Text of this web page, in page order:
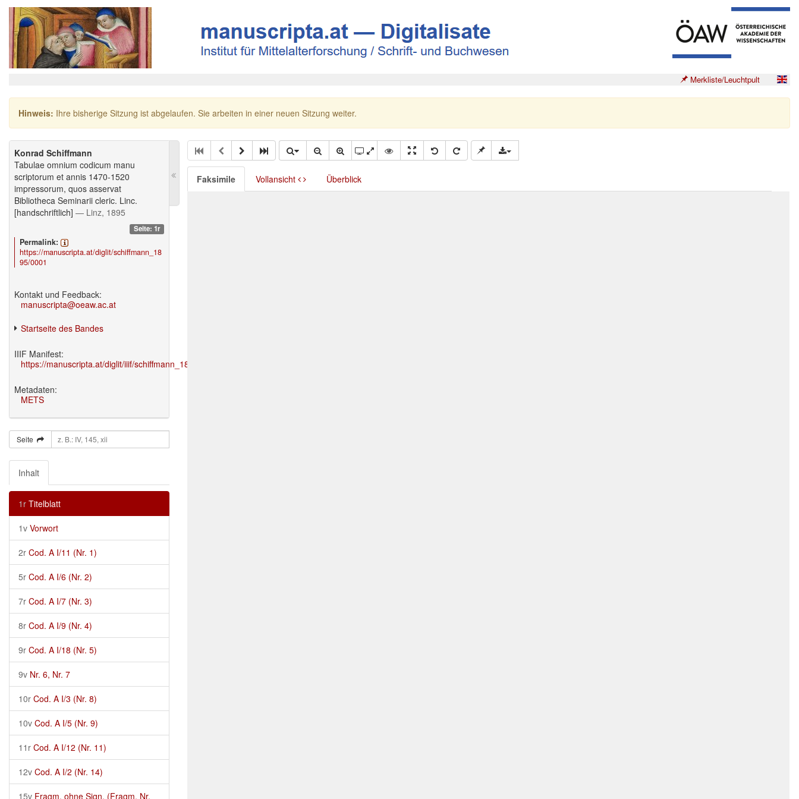
Merkliste/Leuchtpult
Hinweis: Ihre bisherige Sitzung ist abgelaufen. Sie arbeiten in einer neuen Sitzung weiter.
Konrad Schiffmann
Tabulae omnium codicum manu
scriptorum et annis 1470-1520
impressorum, quos asservat
Bibliotheca Seminarii cleric. Linc.
[handschriftlich] — Linz, 1895
Seite: 1r
Permalink:
https://manuscripta.at/diglit/schiffmann_18
95/0001
Kontakt und Feedback:
manuscripta@oeaw.ac.at
Startseite des Bandes
IIIF Manifest:
https://manuscripta.at/diglit/iiif/schiffmann_1895/manifest.json
Metadaten:
METS
Seite
Inhalt
1r Titelblatt
1v Vorwort
2r Cod. A I/11 (Nr. 1)
5r Cod. A I/6 (Nr. 2)
7r Cod. A I/7 (Nr. 3)
8r Cod. A I/9 (Nr. 4)
9r Cod. A I/18 (Nr. 5)
9v Nr. 6, Nr. 7
10r Cod. A I/3 (Nr. 8)
10v Cod. A I/5 (Nr. 9)
11r Cod. A I/12 (Nr. 11)
12v Cod. A I/2 (Nr. 14)
15v Fragm. ohne Sign. (Fragm. Nr.
Faksimile Vollansicht Überblick